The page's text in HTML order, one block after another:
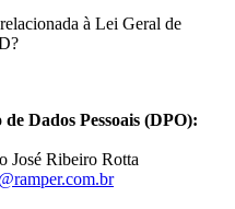
à Lei Geral de
Dados Pessoais (DPO):
José Ribeiro Rotta